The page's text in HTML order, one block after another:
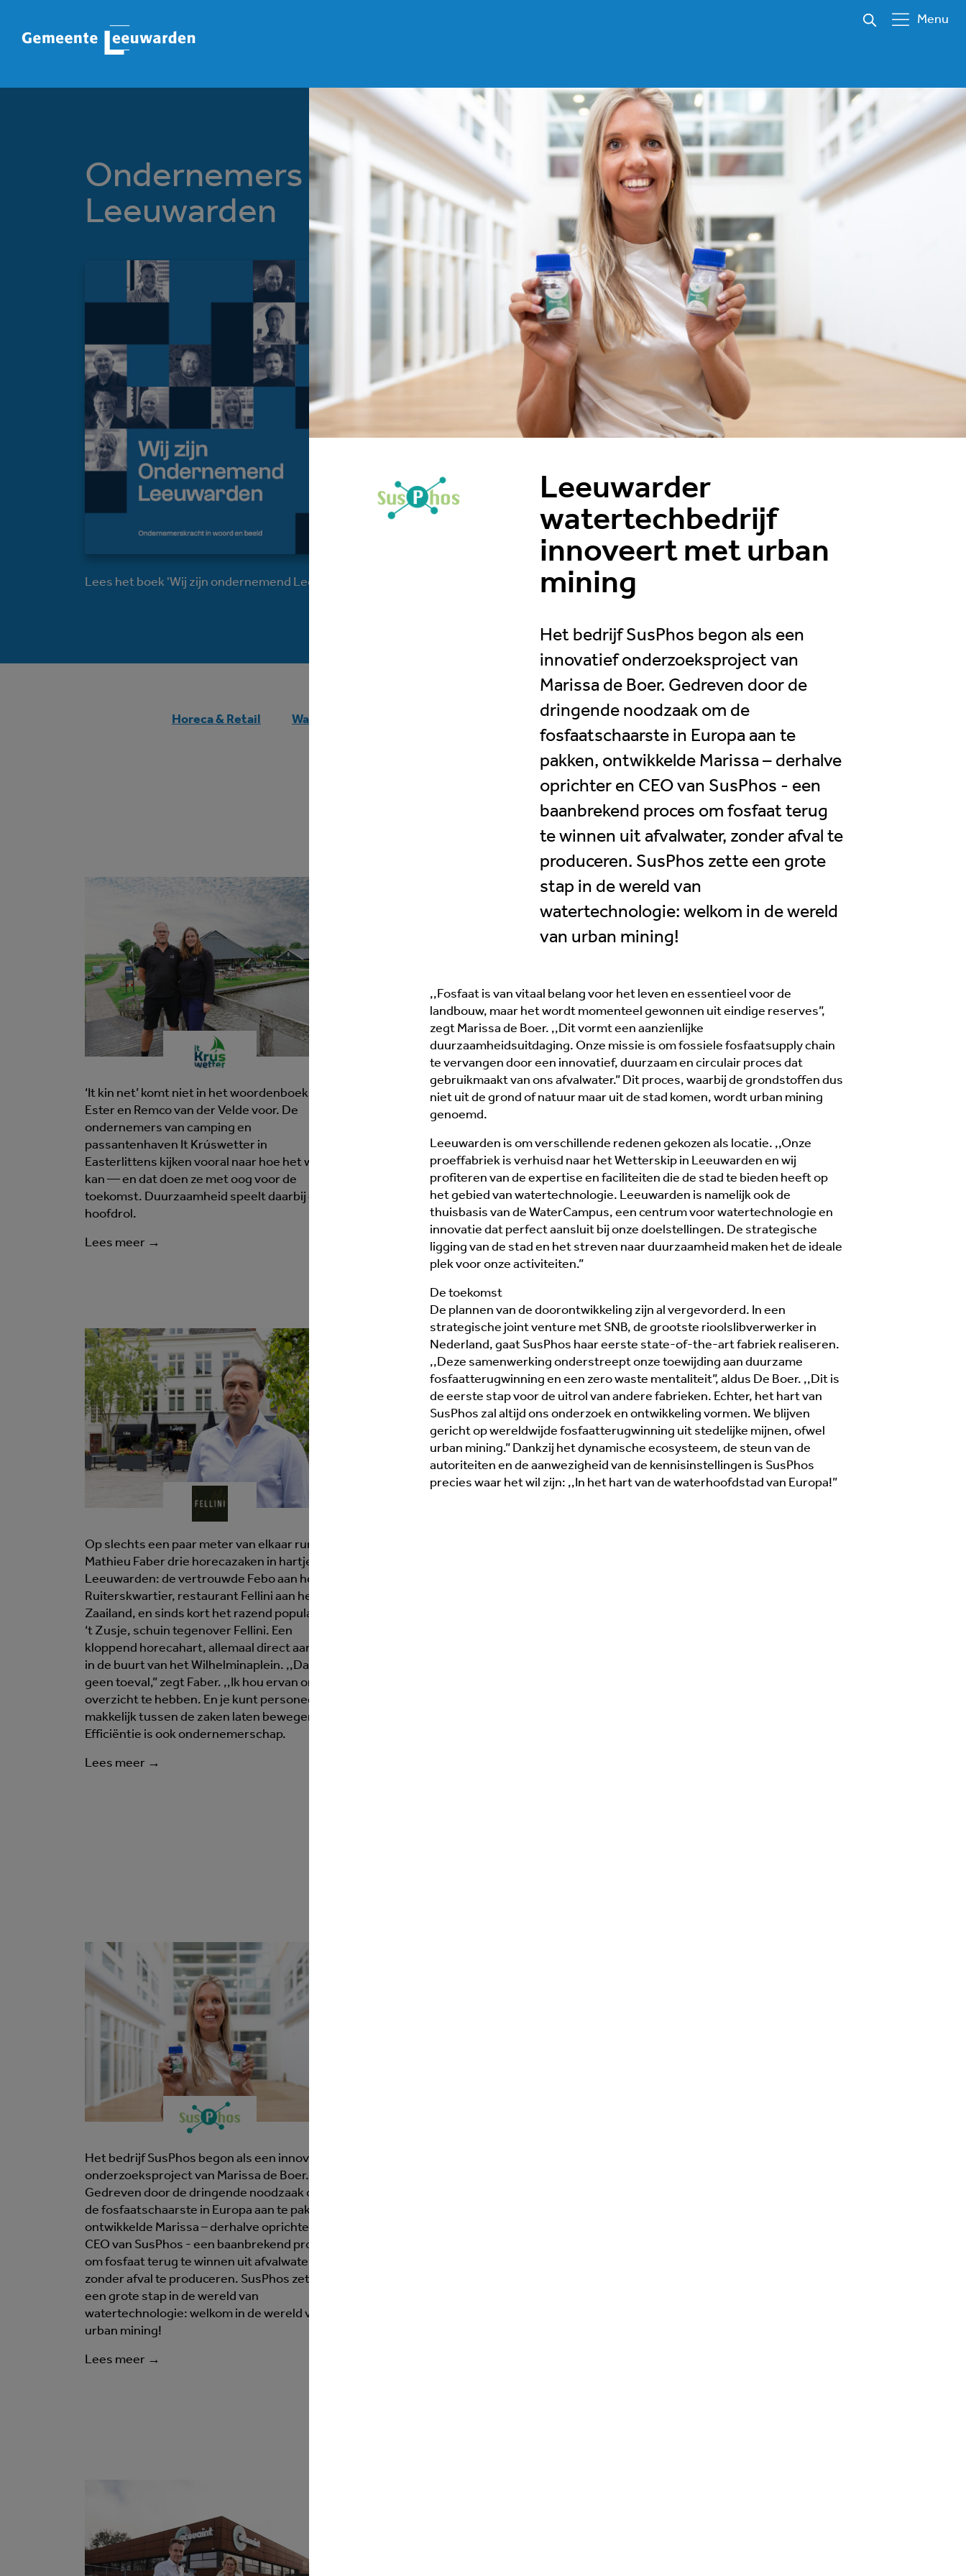
Menu
Ondernemers in
Leeuwarden
Lees het boek 'Wij zijn ondernemend Leeuwarden'
Wij staan klaar voor ondernemers in onze gemeente en zijn
trots op de grote verscheidenheid van bedrijven. Onze
contactpersonen per sector of gebied weten wat er speelt
en schakelen snel bij hulpvragen. We geven advies,
gevraagd én ongevraagd, over zaken als nieuwe regelingen
of duurzaam ondernemen. Heeft u een ondernemersvraag
of wellicht een idee? Neem gerust contact op met een van
onze accountmanagers.
Leeuwarder
watertechbedrijf
innoveert met urban
mining
Het bedrijf SusPhos begon als een
innovatief onderzoeksproject van
Marissa de Boer. Gedreven door de
dringende noodzaak om de
fosfaatschaarste in Europa aan te
pakken, ontwikkelde Marissa – derhalve
oprichter en CEO van SusPhos - een
baanbrekend proces om fosfaat terug
te winnen uit afvalwater, zonder afval te
produceren. SusPhos zette een grote
stap in de wereld van
watertechnologie: welkom in de wereld
van urban mining!
,,Fosfaat is van vitaal belang voor het leven en essentieel voor de
landbouw, maar het wordt momenteel gewonnen uit eindige reserves”,
zegt Marissa de Boer. ,,Dit vormt een aanzienlijke
duurzaamheidsuitdaging. Onze missie is om fossiele fosfaatsupply chain
te vervangen door een innovatief, duurzaam en circulair proces dat
gebruikmaakt van ons afvalwater.” Dit proces, waarbij de grondstoffen dus
niet uit de grond of natuur maar uit de stad komen, wordt urban mining
genoemd.
Leeuwarden is om verschillende redenen gekozen als locatie. ,,Onze
proeffabriek is verhuisd naar het Wetterskip in Leeuwarden en wij
profiteren van de expertise en faciliteiten die de stad te bieden heeft op
het gebied van watertechnologie. Leeuwarden is namelijk ook de
thuisbasis van de WaterCampus, een centrum voor watertechnologie en
innovatie dat perfect aansluit bij onze doelstellingen. De strategische
ligging van de stad en het streven naar duurzaamheid maken het de ideale
plek voor onze activiteiten.”
De toekomst
De plannen van de doorontwikkeling zijn al vergevorderd. In een
strategische joint venture met SNB, de grootste rioolslibverwerker in
Nederland, gaat SusPhos haar eerste state-of-the-art fabriek realiseren.
,,Deze samenwerking onderstreept onze toewijding aan duurzame
fosfaatterugwinning en een zero waste mentaliteit”, aldus De Boer. ,,Dit is
de eerste stap voor de uitrol van andere fabrieken. Echter, het hart van
SusPhos zal altijd ons onderzoek en ontwikkeling vormen. We blijven
gericht op wereldwijde fosfaatterugwinning uit stedelijke mijnen, ofwel
urban mining.” Dankzij het dynamische ecosysteem, de steun van de
autoriteiten en de aanwezigheid van de kennisinstellingen is SusPhos
precies waar het wil zijn: ,,In het hart van de waterhoofdstad van Europa!”
Horeca & Retail Watertech Innovatie Duurzaam Food Algemeen
Horeca & Retail
‘It kin net’ komt niet in het woordenboek van
Ester en Remco van der Velde voor. De
ondernemers van camping en
passantenhaven It Krúswetter in
Easterlittens kijken vooral naar hoe het wél
kan — en dat doen ze met oog voor de
toekomst. Duurzaamheid speelt daarbij een
hoofdrol.
Lees meer →
‘Oog voor de mens’, was voor Vera Postema
de belangrijkste drijfveer om haar eigen
woonaccessoires aan de Sint Jacobstraat te
beginnen. "Zelf mis ik dat in bestaande
winkels", stelt Postema. Om het verschil te
maken opende zij begin 2026 haar
onderneming Vera Nova.
Lees meer →
Drie jaar geleden zette Martine Hirschfeld
Hotel-Restaurant Oostergoo in Grou (1858).
Het gezin verhuisde van Bergen aan Zee
naar het Friese watersportdorp en voelt zich
hier thuis. ,,Ons leven in Friesland is minder
gehaast’’, zegt Martine.
Lees meer →
Op slechts een paar meter van elkaar runt
Mathieu Faber drie horecazaken in hartje
Leeuwarden: de vertrouwde Febo aan het
Ruiterskwartier, restaurant Fellini aan het
Zaailand, en sinds kort het razend populaire
‘t Zusje, schuin tegenover Fellini. Een
kloppend horecahart, allemaal direct aan of
in de buurt van het Wilhelminaplein. ,,Dat is
geen toeval,” zegt Faber. ,,Ik hou ervan om
overzicht te hebben. En je kunt personeel
makkelijk tussen de zaken laten bewegen.”
Efficiëntie is ook ondernemerschap.
Lees meer →
Het bedrijf SusPhos begon als een innovatief
onderzoeksproject van Marissa de Boer.
Gedreven door de dringende noodzaak om
de fosfaatschaarste in Europa aan te pakken,
ontwikkelde Marissa – derhalve oprichter en
CEO van SusPhos - een baanbrekend proces
om fosfaat terug te winnen uit afvalwater,
zonder afval te produceren. SusPhos zette
een grote stap in de wereld van
watertechnologie: welkom in de wereld van
urban mining!
Lees meer →